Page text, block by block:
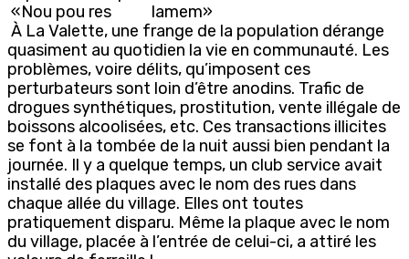
«Nou pou res lamem»
À La Valette, une frange de la population dérange
quasiment au quotidien la vie en communauté. Les
problèmes, voire délits, qu’imposent ces
perturbateurs sont loin d’être anodins. Trafic de
drogues synthétiques, prostitution, vente illégale de
boissons alcoolisées, etc. Ces transactions illicites
se font à la tombée de la nuit aussi bien pendant la
journée. Il y a quelque temps, un club service avait
installé des plaques avec le nom des rues dans
chaque allée du village. Elles ont toutes
pratiquement disparu. Même la plaque avec le nom
du village, placée à l’entrée de celui-ci, a attiré les